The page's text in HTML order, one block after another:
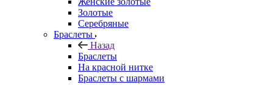
Золотые
Серебряные
Браслеты
Назад
Браслеты
На красной нитке
Браслеты с шармами